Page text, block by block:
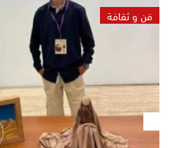
فن و ثقافة